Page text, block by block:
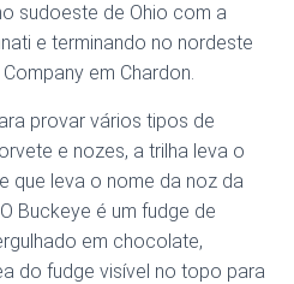
sudoeste de Ohio com a
e terminando no nordeste
em Chardon.
provar vários tipos de
e nozes, a trilha leva o
que leva o nome da noz da
Buckeye é um fudge de
em chocolate,
do fudge visível no topo para